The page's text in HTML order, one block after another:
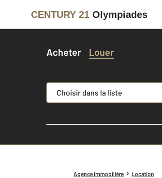
CENTURY 21 Olympiades
Acheter Louer
Choisir dans la liste
Agence immobilière Location